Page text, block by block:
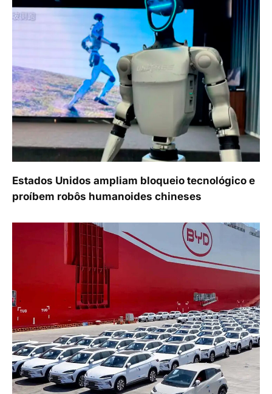
Estados Unidos ampliam bloqueio tecnológico e
proíbem robôs humanoides chineses